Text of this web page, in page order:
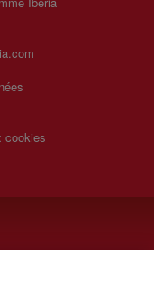
cookies